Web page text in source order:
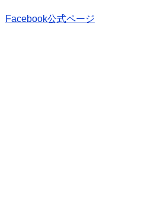
Facebook公式ページ